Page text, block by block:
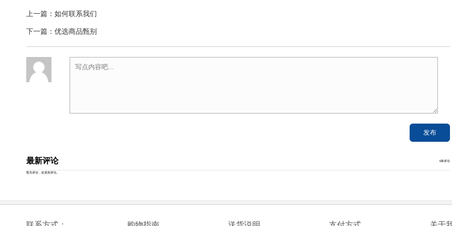
上一篇： 如何联系我们
下一篇： 优选商品甄别
最新评论 0条评论
暂无评论，欢迎您评论。